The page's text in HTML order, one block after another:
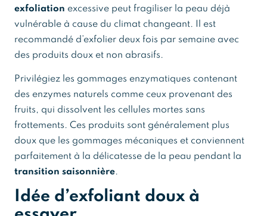
exfoliation excessive peut fragiliser la peau déjà
vulnérable à cause du climat changeant. Il est
recommandé d’exfolier deux fois par semaine avec
des produits doux et non abrasifs.
Privilégiez les gommages enzymatiques contenant
des enzymes naturels comme ceux provenant des
fruits, qui dissolvent les cellules mortes sans
frottements. Ces produits sont généralement plus
doux que les gommages mécaniques et conviennent
parfaitement à la délicatesse de la peau pendant la
transition saisonnière.
Idée d’exfoliant doux à